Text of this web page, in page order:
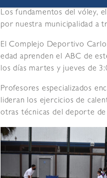
Los fundamentos del vóley,
por nuestra municipalidad a
El Complejo Deportivo
edad aprenden el ABC de
los días martes y jueves de
Profesores especializados
lideran los ejercicios de
otras técnicas del deporte de